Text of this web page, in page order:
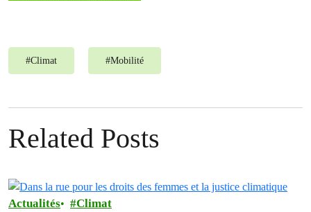
#Climat #Mobilité
Related Posts
Actualités Climat